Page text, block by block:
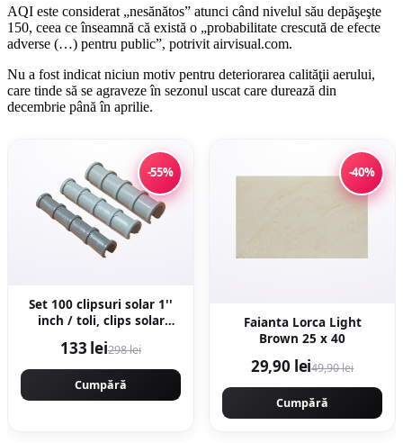
AQI este considerat „nesănătos” atunci când nivelul său depăşeşte
150, ceea ce înseamnă că există o „probabilitate crescută de efecte
adverse (…) pentru public”, potrivit airvisual.com.
Nu a fost indicat niciun motiv pentru deteriorarea calităţii aerului,
care tinde să se agraveze în sezonul uscat care durează din
decembrie până în aprilie.
-55%
Set 100 clipsuri solar 1''
inch / toli, clips solar
133 lei298 lei
Cumpără
-40%
Faianta Lorca Light
Brown 25 x 40
29,90 lei49,90 lei
Cumpără